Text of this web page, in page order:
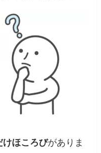
けほころびがありま